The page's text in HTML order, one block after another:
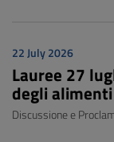
22 July 2026
Lauree 27
degli
Discussione e